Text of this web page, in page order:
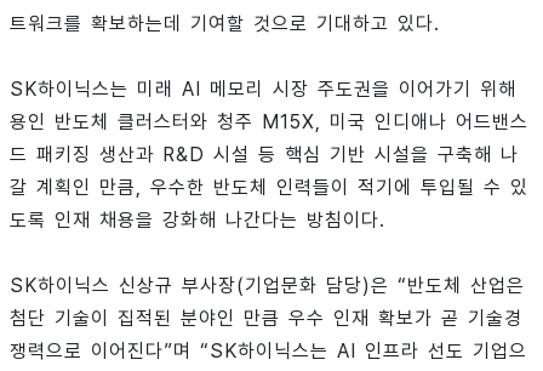
트워크를 확보하는데 기여할 것으로 기대하고 있다.
SK하이닉스는 미래 AI 메모리 시장 주도권을 이어가기 위해
용인 반도체 클러스터와 청주 M15X, 미국 인디애나 어드밴스
드 패키징 생산과 R&D 시설 등 핵심 기반 시설을 구축해 나
갈 계획인 만큼, 우수한 반도체 인력들이 적기에 투입될 수 있
도록 인재 채용을 강화해 나간다는 방침이다.
SK하이닉스 신상규 부사장(기업문화 담당)은 “반도체 산업은
첨단 기술이 집적된 분야인 만큼 우수 인재 확보가 곧 기술경
쟁력으로 이어진다”며 “SK하이닉스는 AI 인프라 선도 기업으